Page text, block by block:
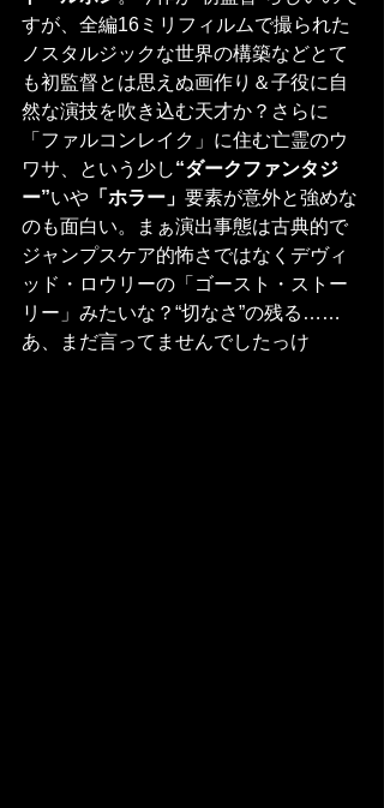
すが、全編16ミリフィルムで撮られた
ノスタルジックな世界の構築などとて
も初監督とは思えぬ画作り＆子役に自
然な演技を吹き込む天才か？さらに
「ファルコンレイク」に住む亡霊のウ
ワサ、という少し“ダークファンタジ
ー”いや 「ホラー」 要素が意外と強めな
のも面白い。まぁ演出事態は古典的で
ジャンプスケア的怖さではなくデヴィ
ッド・ロウリーの「ゴースト・ストー
リー」みたいな？“切なさ”の残る……
あ、まだ言ってませんでしたっけ